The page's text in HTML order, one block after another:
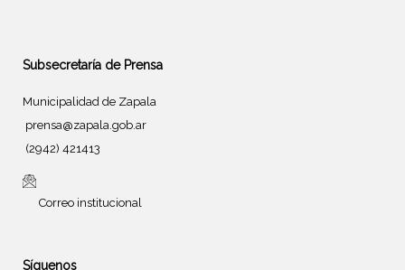
Subsecretaría de Prensa
Municipalidad de Zapala
prensa@zapala.gob.ar
(2942) 421413
Correo institucional
Síguenos